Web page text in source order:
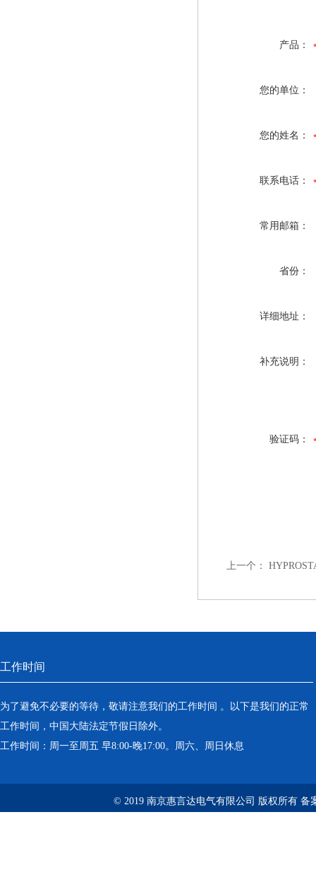
产品：
您的单位：
您的姓名：
联系电话：
常用邮箱：
省份：
详细地址：
补充说明：
验证码：
上一个：
工作时间
为了避免不必要的等待，敬请注意我们的工作时间 。以下是我们的正常
工作时间，中国大陆法定节假日除外。
工作时间：周一至周五 早8:00-晚17:00。周六、周日休息
© 2019 南京惠言达电气有限公司 版权所有 备